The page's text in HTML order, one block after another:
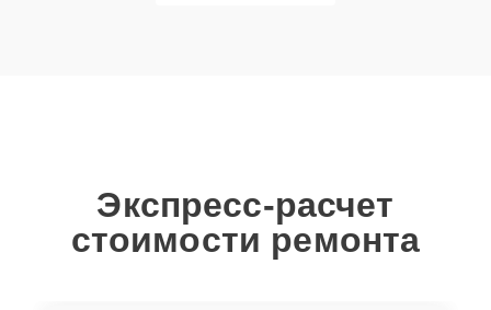
Экспресс-расчет
стоимости ремонта